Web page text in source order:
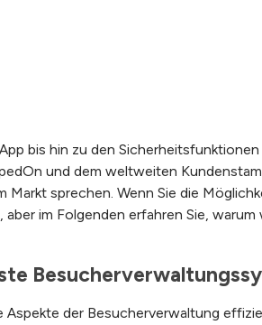
bis hin zu den
und dem weltweiten
sprechen. Wenn Sie die
im Folgenden erfahren Sie, warum
der Besucherverwaltung